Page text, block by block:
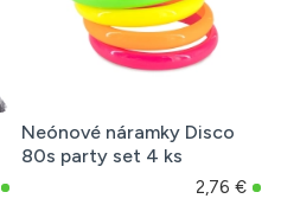
Neónové náramky Disco
80s party set 4 ks
2,76 €